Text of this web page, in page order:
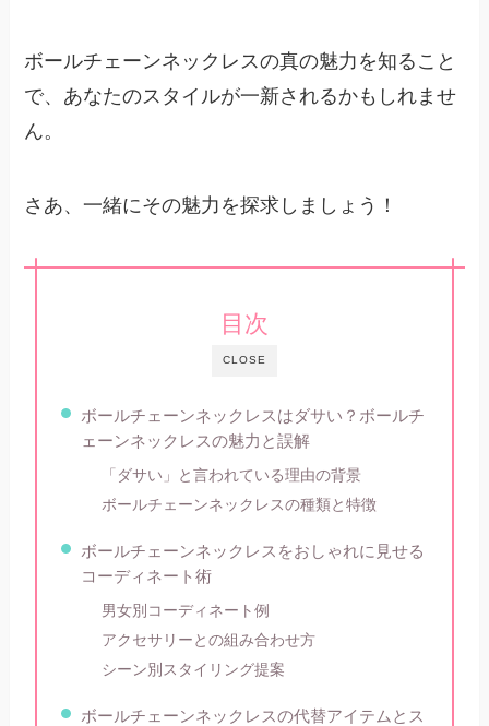
ボールチェーンネックレスの真の魅力を知ること
で、あなたのスタイルが一新されるかもしれませ
ん。
さあ、一緒にその魅力を探求しましょう！
CLOSE
目次
ボールチェーンネックレスはダサい？ボールチ
ェーンネックレスの魅力と誤解
「ダサい」と言われている理由の背景
ボールチェーンネックレスの種類と特徴
ボールチェーンネックレスをおしゃれに見せる
コーディネート術
男女別コーディネート例
アクセサリーとの組み合わせ方
シーン別スタイリング提案
ボールチェーンネックレスの代替アイテムとス